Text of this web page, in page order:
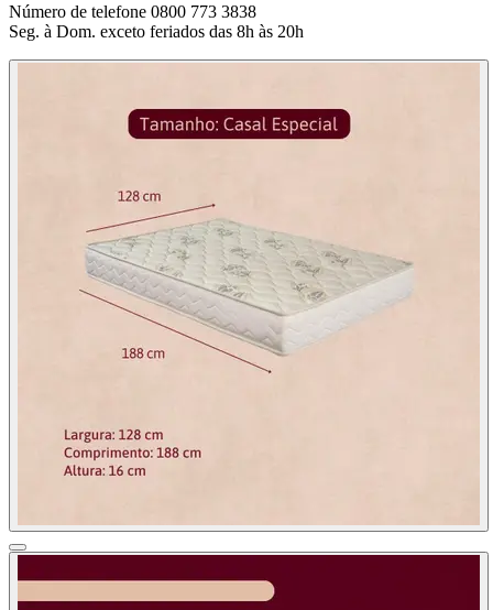
Número de telefone 0800 773 3838
Seg. à Dom. exceto feriados das 8h às 20h